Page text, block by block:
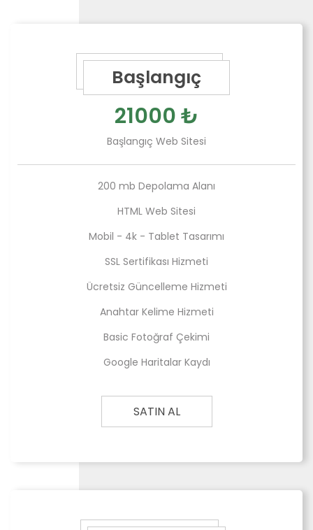
Başlangıç
21000 ₺
Başlangıç Web Sitesi
200 mb Depolama Alanı
HTML Web Sitesi
Mobil - 4k - Tablet Tasarımı
SSL Sertifikası Hizmeti
Ücretsiz Güncelleme Hizmeti
Anahtar Kelime Hizmeti
Basic Fotoğraf Çekimi
Google Haritalar Kaydı
SATIN AL